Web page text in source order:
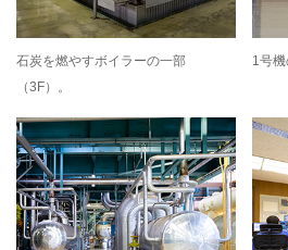
石炭を燃やすボイラーの一部
（3F）。
1号機